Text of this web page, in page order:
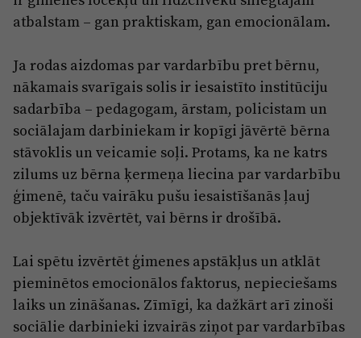
atbalstam – gan praktiskam, gan emocionālam.
Ja rodas aizdomas par vardarbību pret bērnu,
nākamais svarīgais solis ir iesaistīto institūciju
sadarbība – pedagogam, ārstam, policistam un
sociālajam darbiniekam ir kopīgi jāvērtē bērna
stāvoklis un veicamie soļi. Protams, ka ne katrs
zilums uz bērna ķermeņa liecina par vardarbību
ģimenē, taču vairāku pušu iesaistīšanās ļauj
objektīvāk izvērtēt, vai bērns ir drošībā.
Lai spētu izvērtēt ģimenes apstākļus un atklāt
pieminētos emocionālos faktorus, nepieciešams
laiks un zināšanas. Zīmīgi, ka dažkārt arī zinoši
sociālie darbinieki izvairās ziņot par vardarbības